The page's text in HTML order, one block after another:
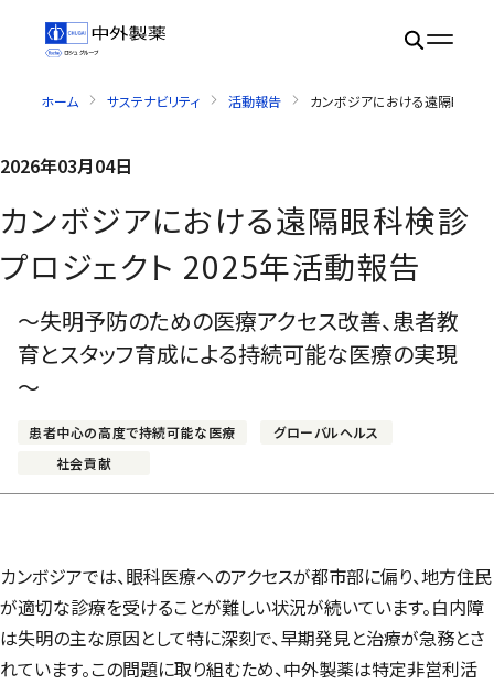
ホーム サステナビリティ 活動報告 カンボジアにおける遠隔眼科
2026年03月04日
カンボジアにおける遠隔眼科検診
プロジェクト 2025年活動報告
～失明予防のための医療アクセス改善、患者教
育とスタッフ育成による持続可能な医療の実現
～
患者中心の高度で持続可能な医療
グローバルヘルス
社会貢献
カンボジアでは、眼科医療へのアクセスが都市部に偏り、地方住民
が適切な診療を受けることが難しい状況が続いています。白内障
は失明の主な原因として特に深刻で、早期発見と治療が急務とさ
れています。この問題に取り組むため、中外製薬は特定非営利活